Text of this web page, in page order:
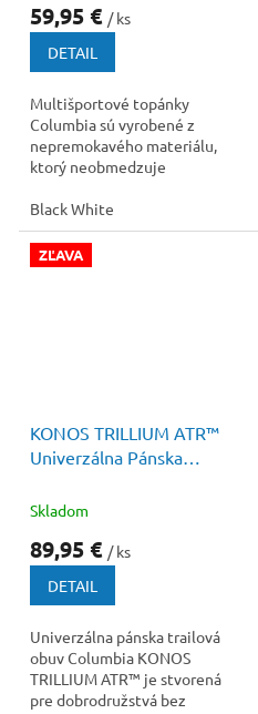
59,95 € / ks
DETAIL
Multišportové topánky
Columbia sú vyrobené z
nepremokavého materiálu,
ktorý neobmedzuje
vynikajúcou podrážkou.
Black White
ZĽAVA
KONOS TRILLIUM ATR™
Univerzálna Pánska
Skladom
89,95 € / ks
DETAIL
Univerzálna pánska trailová
obuv Columbia KONOS
TRILLIUM ATR™ je stvorená
pre dobrodružstvá bez